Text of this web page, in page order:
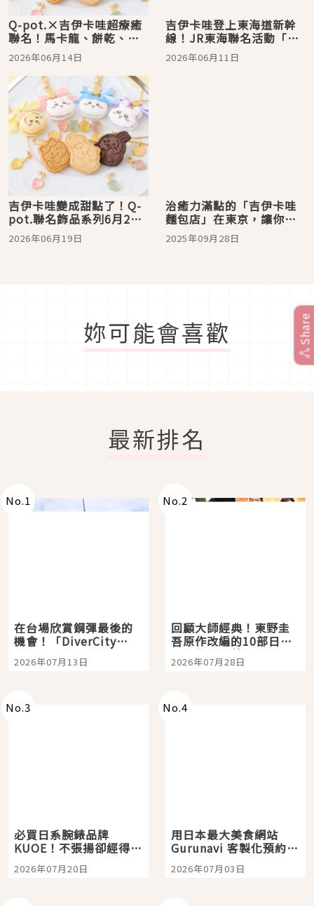
Q-pot.×吉伊卡哇超療癒
聯名！馬卡龍、餅乾、果
凍糖甜點造型飾品爆擊少
女心
2026年06月14日
吉伊卡哇登上東海道新幹
線！JR東海聯名活動「滋
滋嗚啦嗚啦之旅」7月8日
開跑
2026年06月11日
吉伊卡哇變成甜點了！Q-
pot.聯名飾品系列6月26
日甜蜜登場
2026年06月19日
治癒力滿點的「吉伊卡哇
麵包店」在東京，讓你的
生活充滿吉伊卡哇吧！
2025年09月28日
妳可能會喜歡
最新排名
No.1
在台場欣賞鋼彈最後的
機會！「DiverCity
Tokyo Plaza」搭船、
購物、美食及夜景，一
2026年07月13日
No.2
回顧大師經典！東野圭
吾原作改編的10部日本
影視作品推薦
2026年07月28日
No.3
必買日系腕錶品牌
KUOE！不張揚卻經得起
時間洗鍊的經典之作五
選
2026年07月20日
No.4
用日本最大美食網站
Gurunavi 客製化預約九
大都市餐廳，打造專屬
美食體驗！
2026年07月03日
Share